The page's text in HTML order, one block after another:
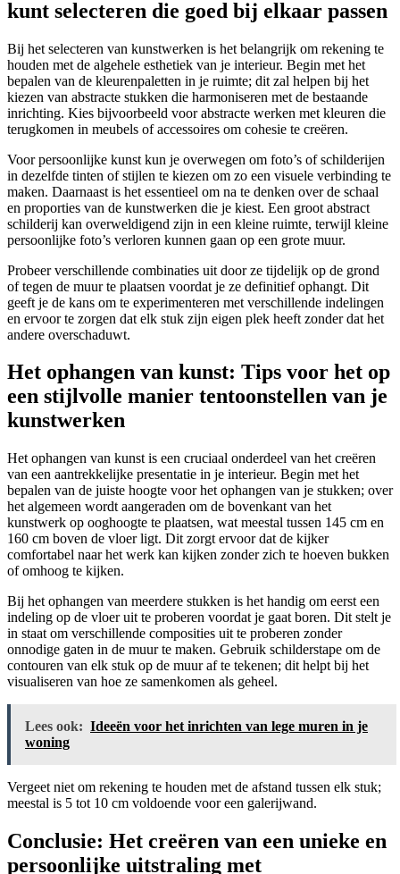
kunt selecteren die goed bij elkaar passen
Bij het selecteren van kunstwerken is het belangrijk om rekening te
houden met de algehele esthetiek van je interieur. Begin met het
bepalen van de kleurenpaletten in je ruimte; dit zal helpen bij het
kiezen van abstracte stukken die harmoniseren met de bestaande
inrichting. Kies bijvoorbeeld voor abstracte werken met kleuren die
terugkomen in meubels of accessoires om cohesie te creëren.
Voor persoonlijke kunst kun je overwegen om foto’s of schilderijen
in dezelfde tinten of stijlen te kiezen om zo een visuele verbinding te
maken. Daarnaast is het essentieel om na te denken over de schaal
en proporties van de kunstwerken die je kiest. Een groot abstract
schilderij kan overweldigend zijn in een kleine ruimte, terwijl kleine
persoonlijke foto’s verloren kunnen gaan op een grote muur.
Probeer verschillende combinaties uit door ze tijdelijk op de grond
of tegen de muur te plaatsen voordat je ze definitief ophangt. Dit
geeft je de kans om te experimenteren met verschillende indelingen
en ervoor te zorgen dat elk stuk zijn eigen plek heeft zonder dat het
andere overschaduwt.
Het ophangen van kunst: Tips voor het op
een stijlvolle manier tentoonstellen van je
kunstwerken
Het ophangen van kunst is een cruciaal onderdeel van het creëren
van een aantrekkelijke presentatie in je interieur. Begin met het
bepalen van de juiste hoogte voor het ophangen van je stukken; over
het algemeen wordt aangeraden om de bovenkant van het
kunstwerk op ooghoogte te plaatsen, wat meestal tussen 145 cm en
160 cm boven de vloer ligt. Dit zorgt ervoor dat de kijker
comfortabel naar het werk kan kijken zonder zich te hoeven bukken
of omhoog te kijken.
Bij het ophangen van meerdere stukken is het handig om eerst een
indeling op de vloer uit te proberen voordat je gaat boren. Dit stelt je
in staat om verschillende composities uit te proberen zonder
onnodige gaten in de muur te maken. Gebruik schilderstape om de
contouren van elk stuk op de muur af te tekenen; dit helpt bij het
visualiseren van hoe ze samenkomen als geheel.
Lees ook: Ideeën voor het inrichten van lege muren in je
woning
Vergeet niet om rekening te houden met de afstand tussen elk stuk;
meestal is 5 tot 10 cm voldoende voor een galerijwand.
Conclusie: Het creëren van een unieke en
persoonlijke uitstraling met